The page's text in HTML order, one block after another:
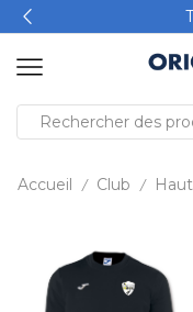
Accueil / Club /